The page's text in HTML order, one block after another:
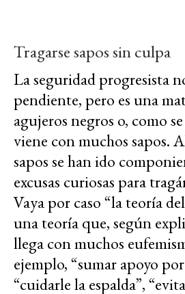
Tragarse sapos sin culpa
La seguridad progresista
pendiente, pero es una
agujeros negros o, como
viene con muchos sapos.
sapos se han ido
excusas curiosas para
Vaya por caso “la teoría
una teoría que, según
llega con muchos
ejemplo, “sumar apoyo
“cuidarle la espalda”,